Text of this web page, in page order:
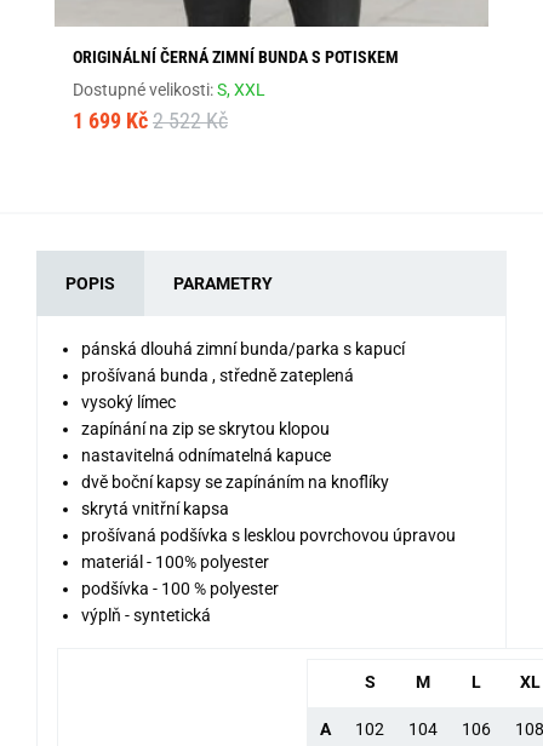
ORIGINÁLNÍ ČERNÁ ZIMNÍ BUNDA S POTISKEM
Dostupné velikosti:S,XXL
1 699 Kč 2 522 Kč
POPIS PARAMETRY
pánská dlouhá zimní bunda/parka s kapucí
prošívaná bunda , středně zateplená
vysoký límec
zapínání na zip se skrytou klopou
nastavitelná odnímatelná kapuce
dvě boční kapsy se zapínáním na knoflíky
skrytá vnitřní kapsa
prošívaná podšívka s lesklou povrchovou úpravou
materiál - 100% polyester
podšívka - 100 % polyester
výplň - syntetická
S M L XL
A 102 104 106 108